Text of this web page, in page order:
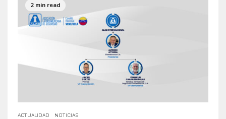
2 min read
ACTUALIDAD NOTICIAS